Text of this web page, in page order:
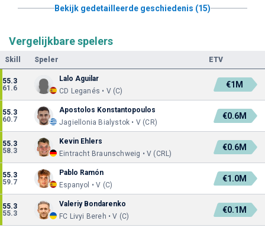
Bekijk gedetailleerde geschiedenis (15)
Vergelijkbare spelers
Skill Speler ETV
55.3
61.6
Lalo Aguilar
CD Leganés • V (C)
€1M
55.3
60.7
Apostolos Konstantopoulos
Jagiellonia Bialystok • V (CR)
€0.6M
55.3
58.3
Kevin Ehlers
Eintracht Braunschweig • V (CRL)
€0.6M
55.3
59.7
Pablo Ramón
Espanyol • V (C)
€1.0M
55.3
55.3
Valeriy Bondarenko
FC Livyi Bereh • V (C)
€0.1M